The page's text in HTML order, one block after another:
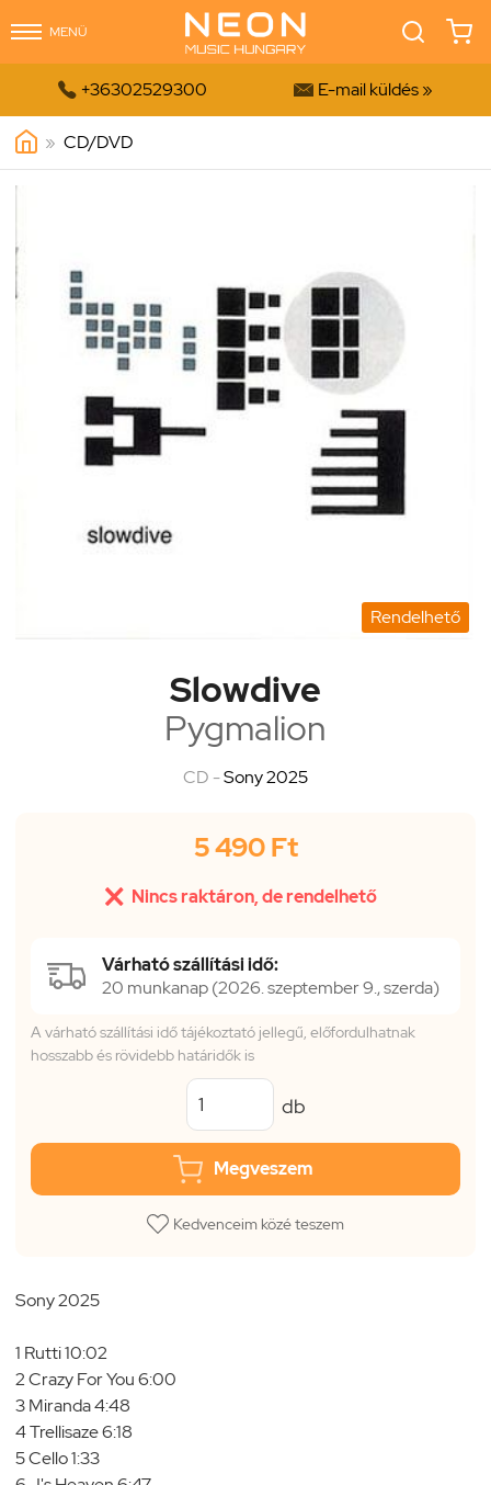
MENÜ
 +36302529300  E-mail küldés »
» CD/DVD
Rendelhető
Slowdive
Pygmalion
CD -Sony 2025
5 490 Ft
 Nincs raktáron, de rendelhető
Várható szállítási idő:
20 munkanap (2026. szeptember 9., szerda)
A várható szállítási idő tájékoztató jellegű, előfordulhatnak
hosszabb és rövidebb határidők is
db
Megveszem
Kedvenceim közé teszem
Sony 2025
1 Rutti 10:02
2 Crazy For You 6:00
3 Miranda 4:48
4 Trellisaze 6:18
5 Cello 1:33